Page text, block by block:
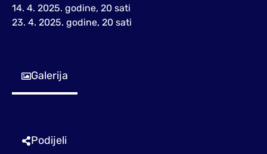
14. 4. 2025. godine, 20 sati
23. 4. 2025. godine, 20 sati
Galerija
Podijeli